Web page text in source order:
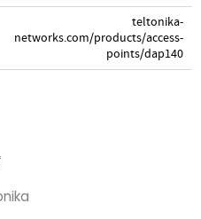
teltonika-
networks.com/products/access-
points/dap140